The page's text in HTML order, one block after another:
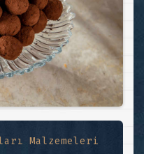
Malzemeleri